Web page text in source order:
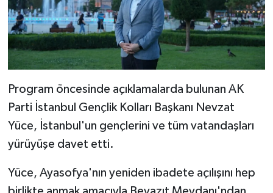
Program öncesinde açıklamalarda bulunan AK
Parti İstanbul Gençlik Kolları Başkanı Nevzat
Yüce, İstanbul'un gençlerini ve tüm vatandaşları
yürüyüşe davet etti.
Yüce, Ayasofya'nın yeniden ibadete açılışını hep